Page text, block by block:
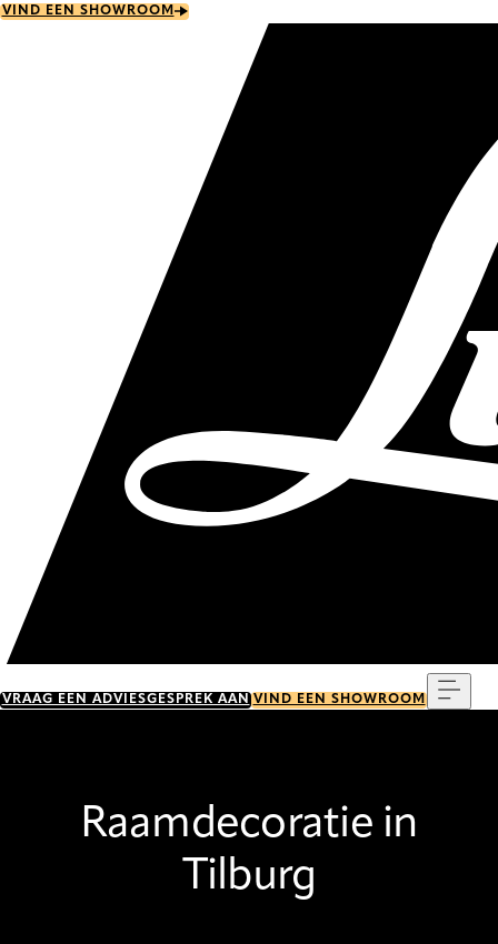
Skip
VIND EEN SHOWROOM
VRAAG EEN ADVIESGESPREK AAN VIND EEN SHOWROOM
Raamdecoratie in
Tilburg